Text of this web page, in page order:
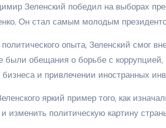
Зеленский победил на выборах
Он стал самым молодым
опыта, Зеленский смог
были обещания о борьбе с
и привлечении иностранных
яркий пример того, как
изменить политическую картину